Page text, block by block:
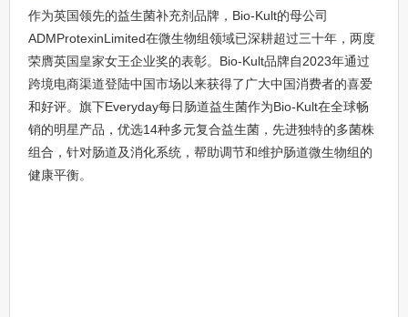
作为英国领先的益生菌补充剂品牌，Bio-Kult的母公司
ADMProtexinLimited在微生物组领域已深耕超过三十年，两度
荣膺英国皇家女王企业奖的表彰。Bio-Kult品牌自2023年通过
跨境电商渠道登陆中国市场以来获得了广大中国消费者的喜爱
和好评。旗下Everyday每日肠道益生菌作为Bio-Kult在全球畅
销的明星产品，优选14种多元复合益生菌，先进独特的多菌株
组合，针对肠道及消化系统，帮助调节和维护肠道微生物组的
健康平衡。